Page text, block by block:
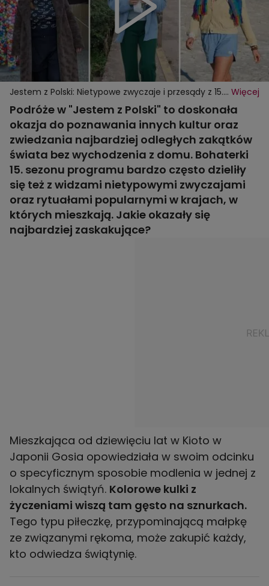
Jestem z Polski: Nietypowe zwyczaje i przesądy z 15.
sezonu programu
Więcej
Podróże w "Jestem z Polski" to doskonała
okazja do poznawania innych kultur oraz
zwiedzania najbardziej odległych zakątków
świata bez wychodzenia z domu. Bohaterki
15. sezonu programu bardzo często dzieliły
się też z widzami nietypowymi zwyczajami
oraz rytuałami popularnymi w krajach, w
których mieszkają. Jakie okazały się
najbardziej zaskakujące?
Mieszkająca od dziewięciu lat w Kioto w
Japonii Gosia opowiedziała w swoim odcinku
o specyficznym sposobie modlenia w jednej z
lokalnych świątyń. Kolorowe kulki z
życzeniami wiszą tam gęsto na sznurkach.
Tego typu piłeczkę, przypominającą małpkę
ze związanymi rękoma, może zakupić każdy,
kto odwiedza świątynię.